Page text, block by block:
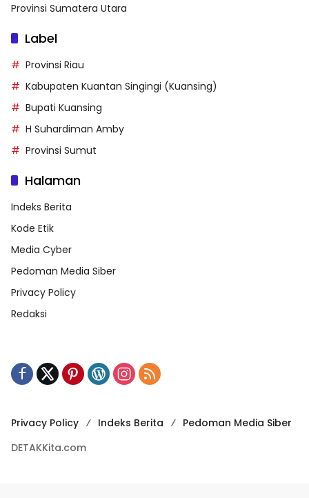
Provinsi Sumatera Utara
Label
Provinsi Riau
Kabupaten Kuantan Singingi (Kuansing)
Bupati Kuansing
H Suhardiman Amby
Provinsi Sumut
Halaman
Indeks Berita
Kode Etik
Media Cyber
Pedoman Media Siber
Privacy Policy
Redaksi
Privacy Policy Indeks Berita
Pedoman Media Siber
DETAKKita.com